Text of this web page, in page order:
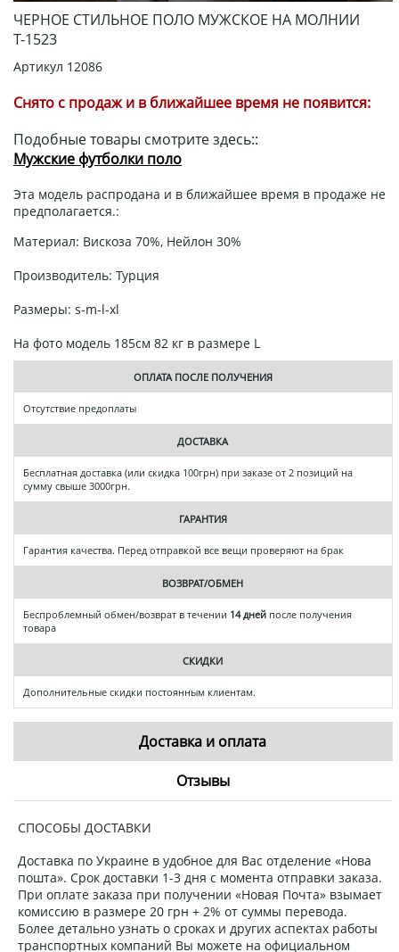
ЧЕРНОЕ СТИЛЬНОЕ ПОЛО МУЖСКОЕ НА МОЛНИИ
Т-1523
Артикул 12086
Снято с продаж и в ближайшее время не появится:
Подобные товары смотрите здесь::
Мужские футболки поло
Эта модель распродана и в ближайшее время в продаже не
предполагается.:
Материал: Вискоза 70%, Нейлон 30%
Производитель: Турция
Размеры: s-m-l-xl
На фото модель 185см 82 кг в размере L
ОПЛАТА ПОСЛЕ ПОЛУЧЕНИЯ
Отсутствие предоплаты
ДОСТАВКА
Бесплатная доставка (или скидка 100грн) при заказе от 2 позиций на
сумму свыше 3000грн.
ГАРАНТИЯ
Гарантия качества. Перед отправкой все вещи проверяют на брак
ВОЗВРАТ/ОБМЕН
Беспроблемный обмен/возврат в течении 14 дней после получения
товара
СКИДКИ
Дополнительные скидки постоянным клиентам.
Доставка и оплата
Отзывы
СПОСОБЫ ДОСТАВКИ
Доставка по Украине в удобное для Вас отделение «Нова
пошта». Срок доставки 1-3 дня с момента отправки заказа.
При оплате заказа при получении «Новая Почта» взымает
комиссию в размере 20 грн + 2% от суммы перевода.
Более детально узнать о сроках и других аспектах работы
транспортных компаний Вы можете на официальном